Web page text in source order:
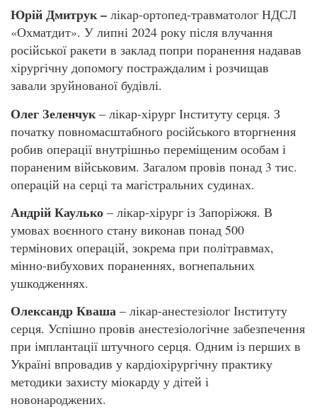
Юрій Дмитрук – лікар-ортопед-травматолог НДСЛ
«Охматдит». У липні 2024 року після влучання
російської ракети в заклад попри поранення надавав
хірургічну допомогу постраждалим і розчищав
завали зруйнованої будівлі.
Олег Зеленчук – лікар-хірург Інституту серця. З
початку повномасштабного російського вторгнення
робив операції внутрішньо переміщеним особам і
пораненим військовим. Загалом провів понад 3 тис.
операцій на серці та магістральних судинах.
Андрій Каулько – лікар-хірург із Запоріжжя. В
умовах воєнного стану виконав понад 500
термінових операцій, зокрема при політравмах,
мінно-вибухових пораненнях, вогнепальних
ушкодженнях.
Олександр Кваша – лікар-анестезіолог Інституту
серця. Успішно провів анестезіологічне забезпечення
при імплантації штучного серця. Одним із перших в
Україні впровадив у кардіохірургічну практику
методики захисту міокарду у дітей і
новонароджених.